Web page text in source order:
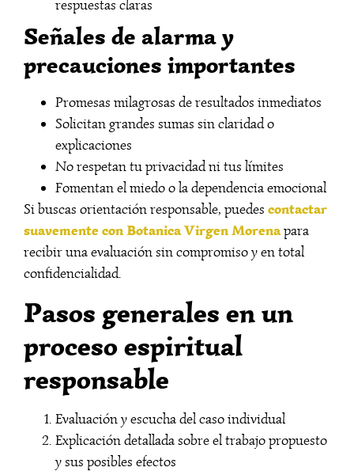
respuestas claras
Señales de alarma y
precauciones importantes
Promesas milagrosas de resultados inmediatos
Solicitan grandes sumas sin claridad o
explicaciones
No respetan tu privacidad ni tus límites
Fomentan el miedo o la dependencia emocional
Si buscas orientación responsable, puedes contactar
suavemente con Botanica Virgen Morenapara
recibir una evaluación sin compromiso y en total
confidencialidad.
Pasos generales en un
proceso espiritual
responsable
Evaluación y escucha del caso individual
Explicación detallada sobre el trabajo propuesto
y sus posibles efectos